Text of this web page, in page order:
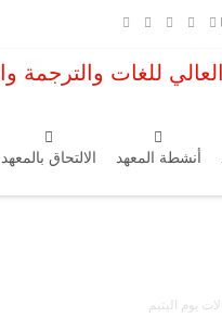
للغات والترجمة
أنشطة المعهد الالتحاق بالمعهد
يوم اليتيم